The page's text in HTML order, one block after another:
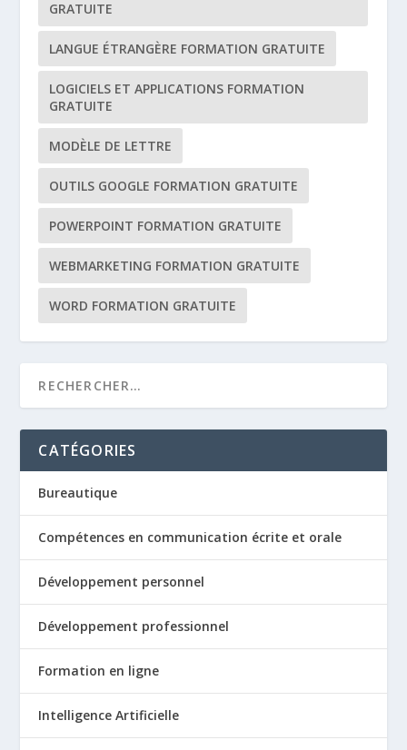
GRATUITE
LANGUE ÉTRANGÈRE FORMATION GRATUITE
LOGICIELS ET APPLICATIONS FORMATION
GRATUITE
MODÈLE DE LETTRE
OUTILS GOOGLE FORMATION GRATUITE
POWERPOINT FORMATION GRATUITE
WEBMARKETING FORMATION GRATUITE
WORD FORMATION GRATUITE
CATÉGORIES
Bureautique
Compétences en communication écrite et orale
Développement personnel
Développement professionnel
Formation en ligne
Intelligence Artificielle